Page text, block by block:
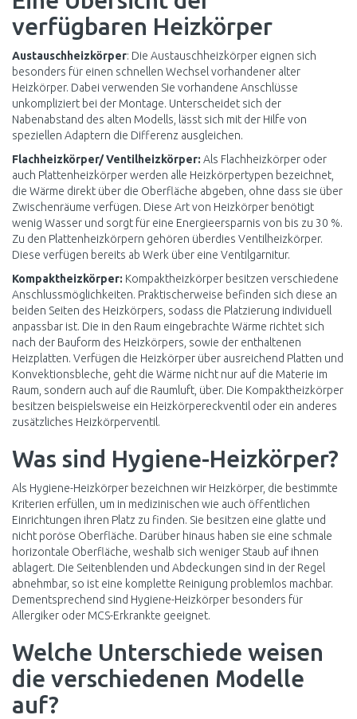
verfügbaren Heizkörper
Austauschheizkörper: Die Austauschheizkörper eignen sich
besonders für einen schnellen Wechsel vorhandener alter
Heizkörper. Dabei verwenden Sie vorhandene Anschlüsse
unkompliziert bei der Montage. Unterscheidet sich der
Nabenabstand des alten Modells, lässt sich mit der Hilfe von
speziellen Adaptern die Differenz ausgleichen.
Flachheizkörper/ Ventilheizkörper: Als Flachheizkörper oder
auch Plattenheizkörper werden alle Heizkörpertypen bezeichnet,
die Wärme direkt über die Oberfläche abgeben, ohne dass sie über
Zwischenräume verfügen. Diese Art von Heizkörper benötigt
wenig Wasser und sorgt für eine Energieersparnis von bis zu 30 %.
Zu den Plattenheizkörpern gehören überdies Ventilheizkörper.
Diese verfügen bereits ab Werk über eine Ventilgarnitur.
Kompaktheizkörper: Kompaktheizkörper besitzen verschiedene
Anschlussmöglichkeiten. Praktischerweise befinden sich diese an
beiden Seiten des Heizkörpers, sodass die Platzierung individuell
anpassbar ist. Die in den Raum eingebrachte Wärme richtet sich
nach der Bauform des Heizkörpers, sowie der enthaltenen
Heizplatten. Verfügen die Heizkörper über ausreichend Platten und
Konvektionsbleche, geht die Wärme nicht nur auf die Materie im
Raum, sondern auch auf die Raumluft, über. Die Kompaktheizkörper
besitzen beispielsweise ein Heizkörpereckventil oder ein anderes
zusätzliches Heizkörperventil.
Was sind Hygiene-Heizkörper?
Als Hygiene-Heizkörper bezeichnen wir Heizkörper, die bestimmte
Kriterien erfüllen, um in medizinischen wie auch öffentlichen
Einrichtungen ihren Platz zu finden. Sie besitzen eine glatte und
nicht poröse Oberfläche. Darüber hinaus haben sie eine schmale
horizontale Oberfläche, weshalb sich weniger Staub auf ihnen
ablagert. Die Seitenblenden und Abdeckungen sind in der Regel
abnehmbar, so ist eine komplette Reinigung problemlos machbar.
Dementsprechend sind Hygiene-Heizkörper besonders für
Allergiker oder MCS-Erkrankte geeignet.
Welche Unterschiede weisen
die verschiedenen Modelle
auf?